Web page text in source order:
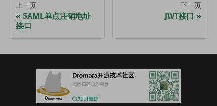
上一页
SAML单点注销地址
接口
下一页
JWT接口